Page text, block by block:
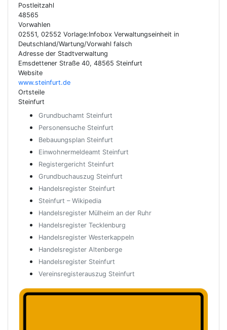
Postleitzahl
48565
Vorwahlen
02551, 02552 Vorlage:Infobox Verwaltungseinheit in
Deutschland/Wartung/Vorwahl falsch
Adresse der Stadtverwaltung
Emsdettener Straße 40, 48565 Steinfurt
Website
www.steinfurt.de
Ortsteile
Steinfurt
Grundbuchamt Steinfurt
Personensuche Steinfurt
Bebauungsplan Steinfurt
Einwohnermeldeamt Steinfurt
Registergericht Steinfurt
Grundbuchauszug Steinfurt
Handelsregister Steinfurt
Steinfurt – Wikipedia
Handelsregister Mülheim an der Ruhr
Handelsregister Tecklenburg
Handelsregister Westerkappeln
Handelsregister Altenberge
Handelsregister Steinfurt
Vereinsregisterauszug Steinfurt